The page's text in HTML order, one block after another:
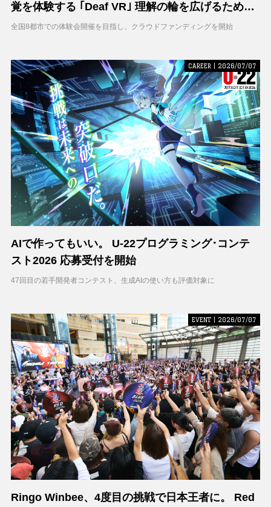
覚を体験する ｢Deaf VR｣ 理解の輪を広げるため支
援募集を開始
全国8都市での体験会開催を目指し、クラウドファンディングを開始
CAREER | 2026/07/07
AIで作ってもいい。 U-22プログラミング･コンテ
スト2026 応募受付を開始
47回目の若手開発者コンテスト、生成AIの使い方も評価対象に
EVENT | 2026/07/07
Ringo Winbee、4度目の挑戦で日本王者に。 Red